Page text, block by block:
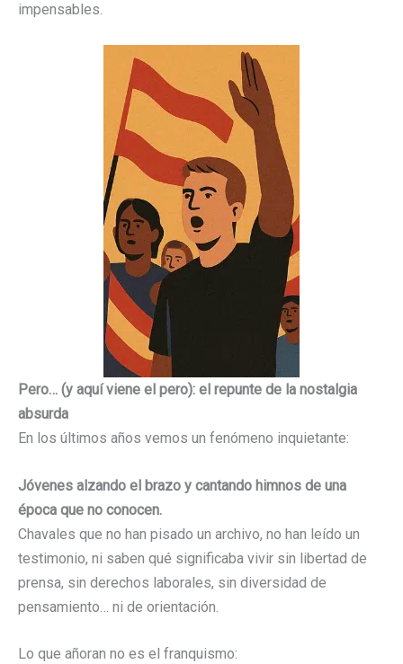
impensables.
Pero… (y aquí viene el pero): el repunte de la nostalgia
absurda
En los últimos años vemos un fenómeno inquietante:
Jóvenes alzando el brazo y cantando himnos de una
época que no conocen.
Chavales que no han pisado un archivo, no han leído un
testimonio, ni saben qué significaba vivir sin libertad de
prensa, sin derechos laborales, sin diversidad de
pensamiento… ni de orientación.
Lo que añoran no es el franquismo: